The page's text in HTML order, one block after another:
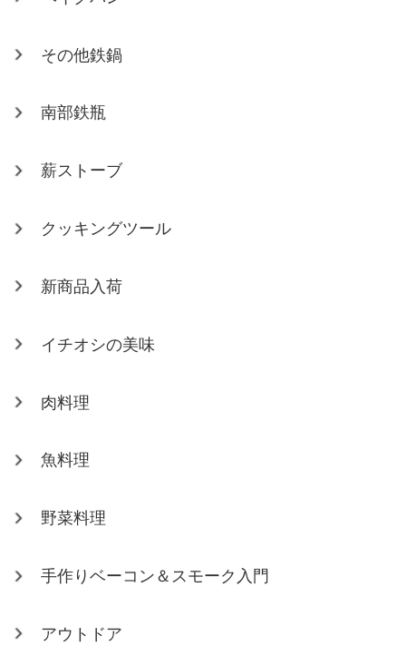
その他鉄鍋
南部鉄瓶
薪ストーブ
クッキングツール
新商品入荷
イチオシの美味
肉料理
魚料理
野菜料理
手作りベーコン＆スモーク入門
アウトドア